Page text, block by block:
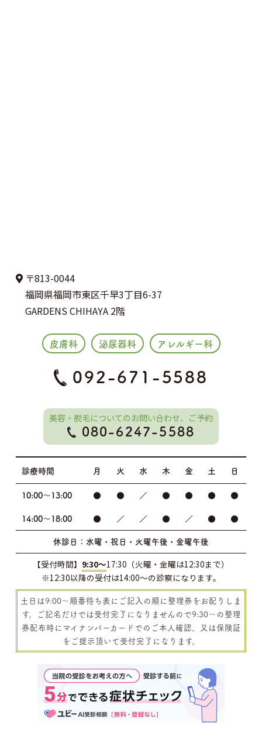
〒813-0044
福岡県福岡市東区千早3丁目6-37
GARDENS CHIHAYA 2階
皮膚科 泌尿器科 アレルギー科
092-671-5588
美容・脱毛についてのお問い合わせ、ご予約
080-6247-5588
診療時間 月 火 水 木 金 土 日
10:00～13:00 ● ● ／ ● ● ●
●
14:00～18:00
● ／ ／ ● ／ ●
●
休診日：水曜・祝日・火曜午後・金曜午後
【受付時間】 9:30～17:30（火曜・金曜は12:30まで）
※12:30以降の受付は14:00～の診察になります。
土日は9:00～順番待ち表にご記入の順に整理券をお配りしま
す。ご記名だけでは受付完了になりませんので9:30～の整理
券配布時にマイナンバーカードでのご本人確認、又は保険証
をご提示頂いて受付完了になります。